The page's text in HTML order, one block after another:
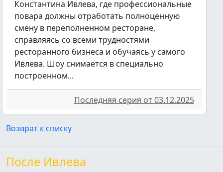
Константина Ивлева, где профессиональные
повара должны отработать полноценную
смену в переполненном ресторане,
справляясь со всеми трудностями
ресторанного бизнеса и обучаясь у самого
Ивлева. Шоу снимается в специально
построенном...
Последняя серия от 03.12.2025
Возврат к списку
После Ивлева